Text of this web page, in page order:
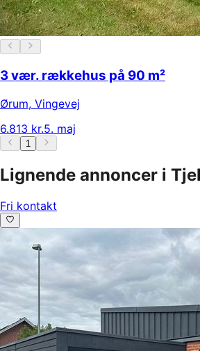
3 vær. rækkehus på 90 m²
Ørum, Vingevej
6.813 kr.5. maj
1
Lignende annoncer i
Fri kontakt